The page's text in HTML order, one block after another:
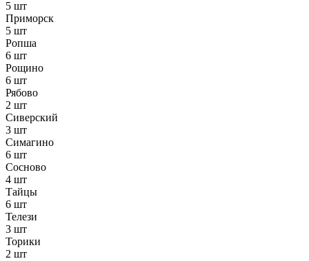
5 шт
Приморск
5 шт
Ропша
6 шт
Рощино
6 шт
Рябово
2 шт
Сиверский
3 шт
Симагино
6 шт
Сосново
4 шт
Тайцы
6 шт
Телези
3 шт
Торики
2 шт